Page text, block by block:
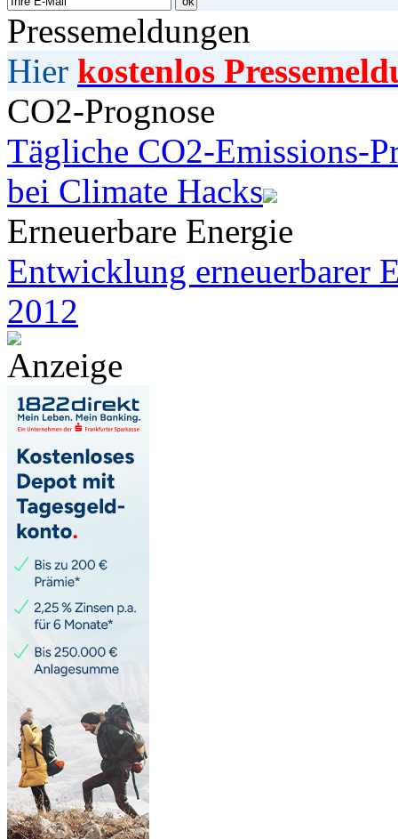
Pressemeldungen
Hier kostenlos
CO2-Prognose
Tägliche CO2-Emissions-
bei Climate Hacks
Erneuerbare Energie
Entwicklung erneuerbarer
2012
Anzeige